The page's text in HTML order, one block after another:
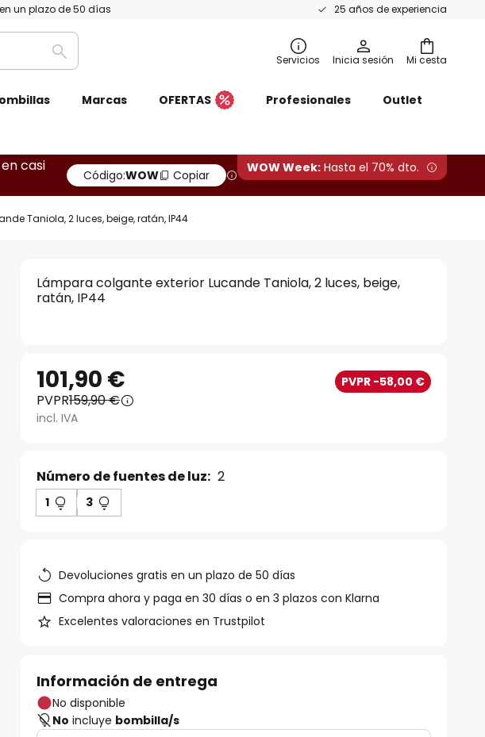
un plazo de 50 días 25 años de experiencia
Mi cesta
Buscar Servicios Inicia sesión
Marcas OFERTAS Profesionales Outlet
en casi
Código:WOW Copiar WOW Week: Hasta el 70% dto.
Taniola, 2 luces, beige, ratán, IP44
Lámpara colgante exterior Lucande Taniola, 2 luces, beige,
ratán, IP44
101,90 € PVPR -58,00 €
PVPR159,90 €
incl. IVA
Número de fuentes de luz: 2
1 3
Devoluciones gratis en un plazo de 50 días
Compra ahora y paga en 30 días o en 3 plazos con Klarna
Excelentes valoraciones en Trustpilot
Información de entrega
No disponible
No incluye bombilla/s